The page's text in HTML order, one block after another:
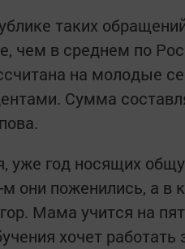
таких
чем в среднем по
на молодые
Сумма
уже год носящих
они поженились, а в
Мама учится на
хочет